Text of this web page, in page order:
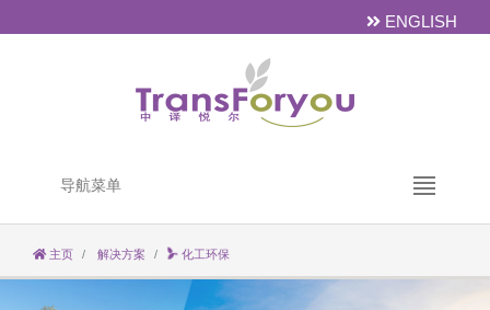
ENGLISH
导航菜单
主页 解决方案 化工环保